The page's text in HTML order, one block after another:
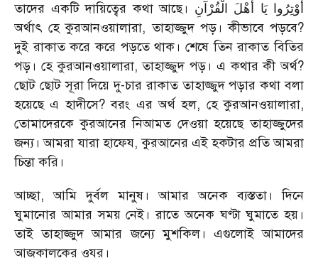
তাদের একটি দায়িত্বের কথা আছে। أَوْتِرُوا يَا أَهْلَ الْقُرْآنِ
অর্থাৎ হে কুরআনওয়ালারা, তাহাজ্জুদ পড়। কীভাবে পড়বে?
দুই রাকাত করে করে পড়তে থাক। শেষে তিন রাকাত বিতির
পড়। হে কুরআনওয়ালারা, তাহাজ্জুদ পড়। এ কথার কী অর্থ?
ছোট ছোট সূরা দিয়ে দু-চার রাকাত তাহাজ্জুদ পড়ার কথা বলা
হয়েছে এ হাদীসে? বরং এর অর্থ হল, হে কুরআনওয়ালারা,
তোমাদেরকে কুরআনের নিআমত দেওয়া হয়েছে তাহাজ্জুদের
জন্য। আমরা যারা হাফেয, কুরআনের এই হকটার প্রতি আমরা
চিন্তা করি।
আচ্ছা, আমি দুর্বল মানুষ। আমার অনেক ব্যস্ততা। দিনে
ঘুমানোর আমার সময় নেই। রাতে অনেক ঘণ্টা ঘুমাতে হয়।
তাই তাহাজ্জুদ আমার জন্যে মুশকিল। এগুলোই আমাদের
আজকালকের ওযর।